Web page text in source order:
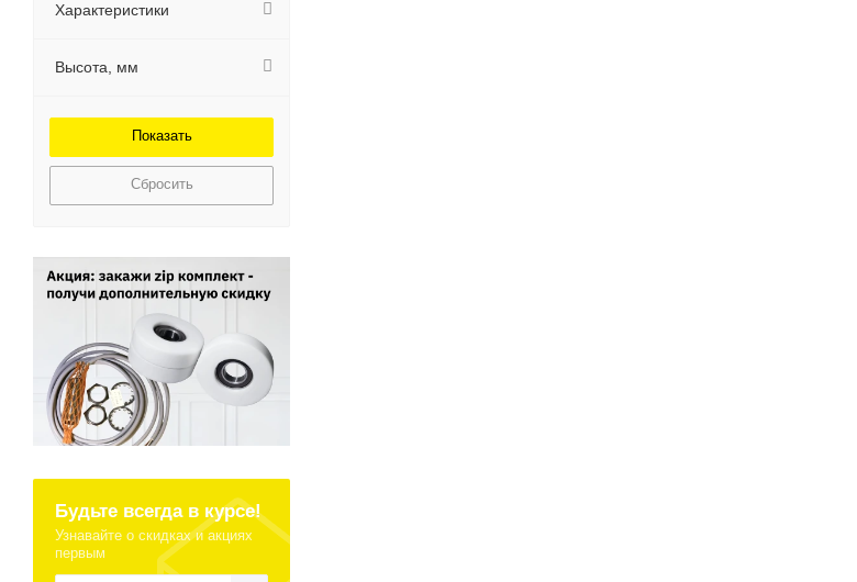
Характеристики
Высота, мм
Сбросить
Будьте всегда в курсе!
Узнавайте о скидках и акциях
первым